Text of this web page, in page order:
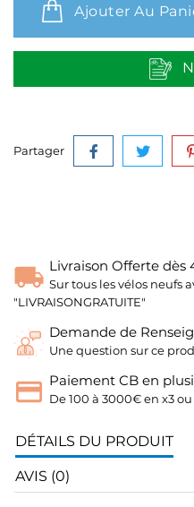
Ajouter Au
Partager
Livraison Offerte dès
Sur tous les vélos neufs
"LIVRAISONGRATUITE"
Demande de
Une question sur ce
Paiement CB en
De 100 à 3000€ en x3
DÉTAILS DU PRODUIT
AVIS (0)